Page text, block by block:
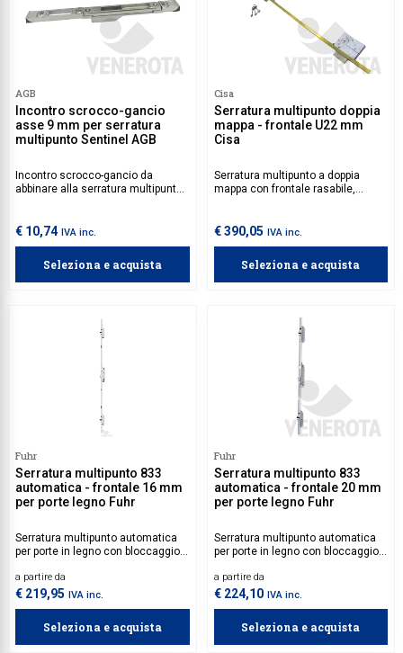
AGB
Incontro scrocco-gancio
asse 9 mm per serratura
multipunto Sentinel AGB
Incontro scrocco-gancio da
abbinare alla serratura multipunto
€ 10,74 IVA inc.
Seleziona e acquista
Cisa
Serratura multipunto doppia
mappa - frontale U22 mm
Cisa
Serratura multipunto a doppia
mappa con frontale rasabile,
€ 390,05 IVA inc.
Seleziona e acquista
Fuhr
Serratura multipunto 833
automatica - frontale 16 mm
per porte legno Fuhr
Serratura multipunto automatica
per porte in legno con bloccaggio a
superiore e inferiore.
a partire da
€ 219,95 IVA inc.
Seleziona e acquista
Fuhr
Serratura multipunto 833
automatica - frontale 20 mm
per porte legno Fuhr
Serratura multipunto automatica
per porte in legno con bloccaggio a
superiore e inferiore.
a partire da
€ 224,10 IVA inc.
Seleziona e acquista